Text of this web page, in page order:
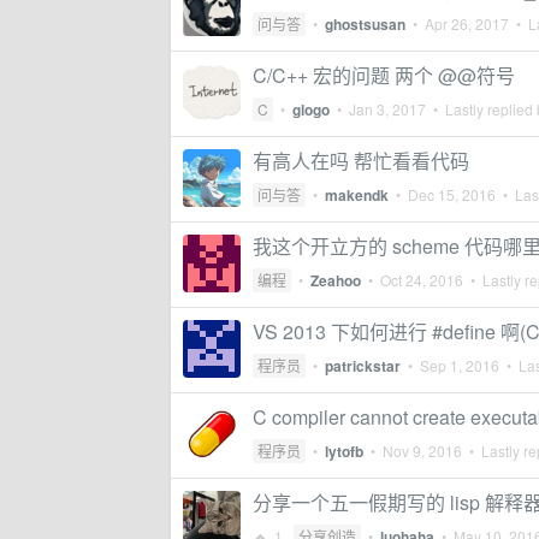
问与答 • ghostsusan • Apr 26, 2017 •
C/C++ 宏的问题 两个 @@符号
C • glogo • Jan 3, 2017 • Lastly
有高人在吗 帮忙看看代码
问与答 • makendk • Dec 15, 2016 •
我这个开立方的 scheme 代码哪
编程 • Zeahoo • Oct 24, 2016 • Lastly
VS 2013 下如何进行 #define 啊
程序员 • patrickstar • Sep 1, 2016 •
C compiler cannot create
程序员 • lytofb • Nov 9, 2016 • Lastly
分享一个五一假期写的 lisp 解释